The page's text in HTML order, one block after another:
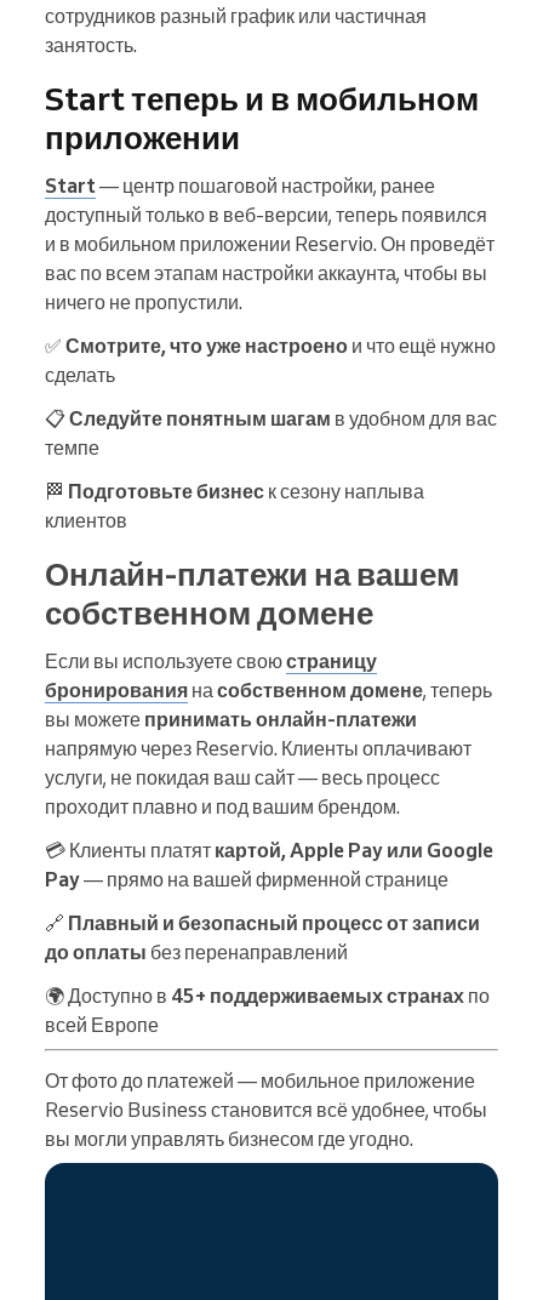
сотрудников разный график или частичная
занятость.
Start теперь и в мобильном
приложении
Start — центр пошаговой настройки, ранее
доступный только в веб-версии, теперь появился
и в мобильном приложении Reservio. Он проведёт
вас по всем этапам настройки аккаунта, чтобы вы
ничего не пропустили.
✅ Смотрите, что уже настроено и что ещё нужно
сделать
📋Следуйте понятным шагам в удобном для вас
темпе
🏁 Подготовьте бизнес к сезону наплыва
клиентов
Онлайн-платежи на вашем
собственном домене
Если вы используете своюстраницу
бронирования на собственном домене, теперь
вы можете принимать онлайн-платежи
напрямую через Reservio. Клиенты оплачивают
услуги, не покидая ваш сайт — весь процесс
проходит плавно и под вашим брендом.
💳 Клиенты платят картой, Apple Pay или Google
Pay— прямо на вашей фирменной странице
🔗 Плавный и безопасный процесс от записи
до оплаты без перенаправлений
🌍 Доступно в 45+ поддерживаемых странах по
всей Европе
От фото до платежей — мобильное приложение
Reservio Business становится всё удобнее, чтобы
вы могли управлять бизнесом где угодно.